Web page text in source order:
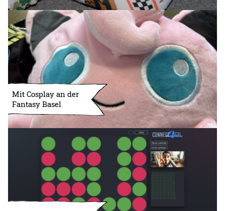
Mit Cosplay an der
Fantasy Basel